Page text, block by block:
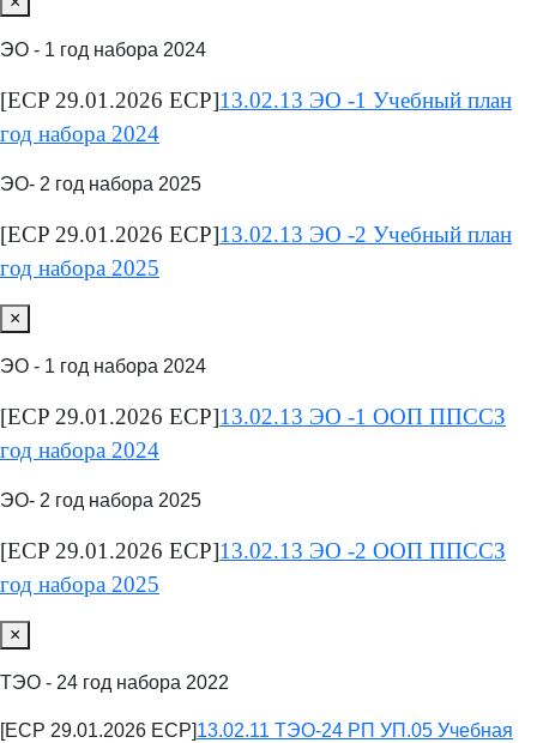
ЭО - 1 год набора 2024
[ECP 29.01.2026 ECP]13.02.13 ЭО -1 Учебный план
год набора 2024
ЭО- 2 год набора 2025
[ECP 29.01.2026 ECP]13.02.13 ЭО -2 Учебный план
год набора 2025
×
ЭО - 1 год набора 2024
[ECP 29.01.2026 ECP]13.02.13 ЭО -1 ООП ППССЗ
год набора 2024
ЭО- 2 год набора 2025
[ECP 29.01.2026 ECP]13.02.13 ЭО -2 ООП ППССЗ
год набора 2025
×
ТЭО - 24 год набора 2022
[ECP 29.01.2026 ECP]13.02.11 ТЭО-24 РП УП.05 Учебная